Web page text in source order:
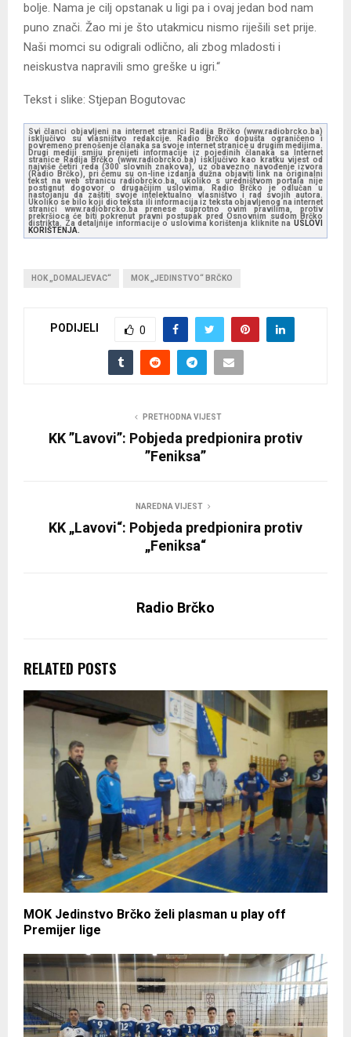
bolje. Nama je cilj opstanak u ligi pa i ovaj jedan bod nam
puno znači. Žao mi je što utakmicu nismo riješili set prije.
Naši momci su odigrali odlično, ali zbog mladosti i
neiskustva napravili smo greške u igri.“
Tekst i slike: Stjepan Bogutovac
Svi članci objavljeni na internet stranici Radija Brčko (www.radiobrcko.ba)
isključivo su vlasništvo redakcije. Radio Brčko dopušta ograničeno i
povremeno prenošenje članaka sa svoje internet stranice u drugim medijima.
Drugi mediji smiju prenijeti informacije iz pojedinih članaka sa Internet
stranice Radija Brčko (www.radiobrcko.ba) isključivo kao kratku vijest od
najviše četiri reda (300 slovnih znakova), uz obavezno navođenje izvora
(Radio Brčko), pri čemu su on-line izdanja dužna objaviti link na originalni
tekst na web stranicu radiobrcko.ba, ukoliko s uredništvom portala nije
postignut dogovor o drugačijim uslovima. Radio Brčko je odlučan u
nastojanju da zaštiti svoje intelektualno vlasništvo i rad svojih autora.
Ukoliko se bilo koji dio teksta ili informacija iz teksta objavljenog na internet
stranici www.radiobrcko.ba prenese suprotno ovim pravilima, protiv
prekršioca će biti pokrenut pravni postupak pred Osnovnim sudom Brčko
distrikta. Za detaljnije informacije o uslovima korištenja kliknite na USLOVI
KORIŠTENJA.
HOK „DOMALJEVAC“ MOK „JEDINSTVO“ BRČKO
PODIJELI 0
PRETHODNA VIJEST
KK ”Lavovi”: Pobjeda predpionira protiv
”Feniksa”
NAREDNA VIJEST
KK „Lavovi“: Pobjeda predpionira protiv
„Feniksa“
Radio Brčko
RELATED POSTS
MOK Jedinstvo Brčko želi plasman u play off
Premijer lige